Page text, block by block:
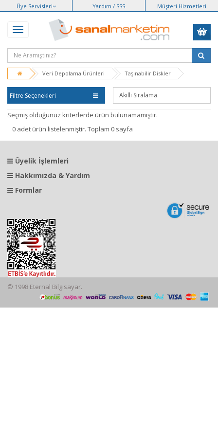
Üye Servisleri Yardım / SSS Müşteri Hizmetleri
Veri Depolama Ürünleri Taşınabilir Diskler
Filtre Seçenekleri
Seçmiş olduğunuz kriterlerde ürün bulunamamıştır.
0 adet ürün listelenmiştir. Toplam 0 sayfa
Üyelik İşlemleri
Hakkımızda & Yardım
Formlar
© 1998 Eternal Bilgisayar.